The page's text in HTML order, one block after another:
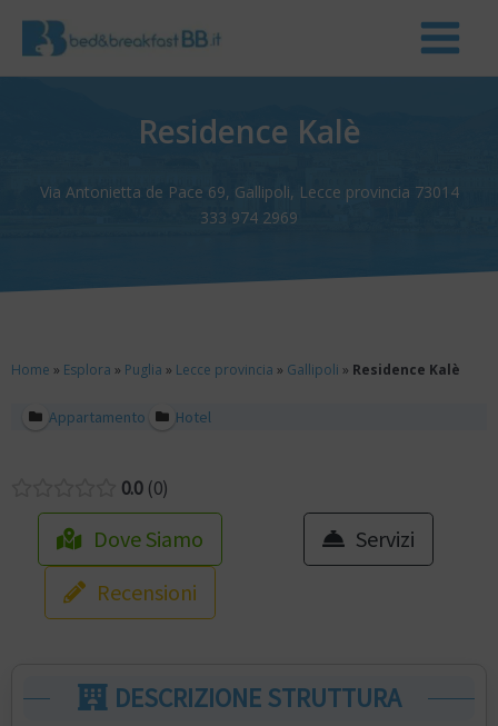
Residence Kalè
Via Antonietta de Pace 69, Gallipoli, Lecce provincia 73014
333 974 2969
Home » Esplora » Puglia » Lecce provincia » Gallipoli » Residence Kalè
Appartamento Hotel
0.0 0
Dove Siamo
Servizi
Recensioni
DESCRIZIONE STRUTTURA